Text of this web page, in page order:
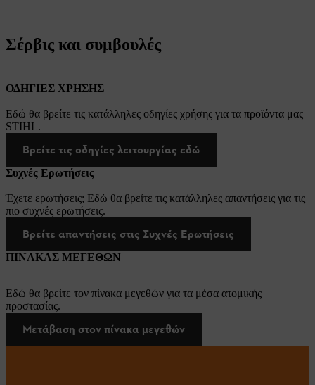
Σέρβις και συμβουλές
ΟΔΗΓΙΕΣ ΧΡΗΣΗΣ
Εδώ θα βρείτε τις κατάλληλες οδηγίες χρήσης για τα προϊόντα μας
STIHL.
Βρείτε τις οδηγίες λειτουργίας εδώ
Συχνές Ερωτήσεις
Έχετε ερωτήσεις; Εδώ θα βρείτε τις κατάλληλες απαντήσεις για τις
πιο συχνές ερωτήσεις.
Βρείτε απαντήσεις στις Συχνές Ερωτήσεις
ΠΙΝΑΚΑΣ ΜΕΓΕΘΩΝ
Εδώ θα βρείτε τον πίνακα μεγεθών για τα μέσα ατομικής
προστασίας.
Μετάβαση στον πίνακα μεγεθών